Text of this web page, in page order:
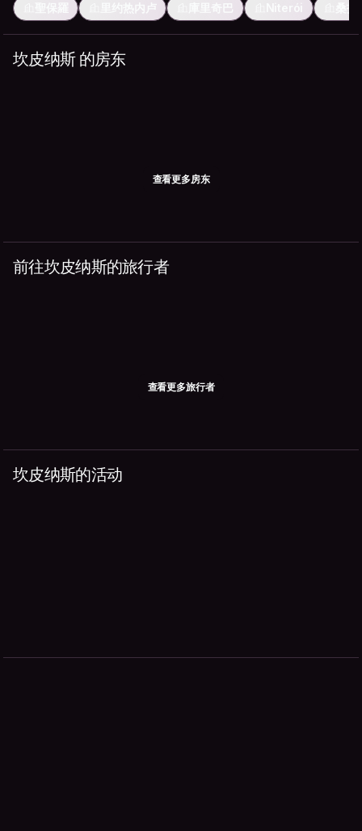
里约热内卢 庫里奇巴 Niterói
坎皮纳斯 的房东
查看更多房东
前往坎皮纳斯的旅行者
查看更多旅行者
坎皮纳斯的活动